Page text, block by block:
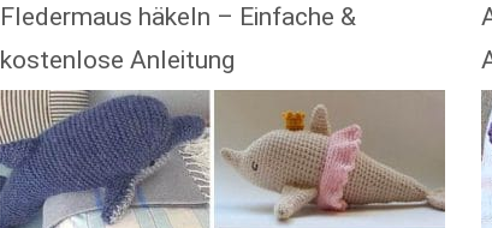
Fledermaus häkeln – Einfache &
kostenlose Anleitung